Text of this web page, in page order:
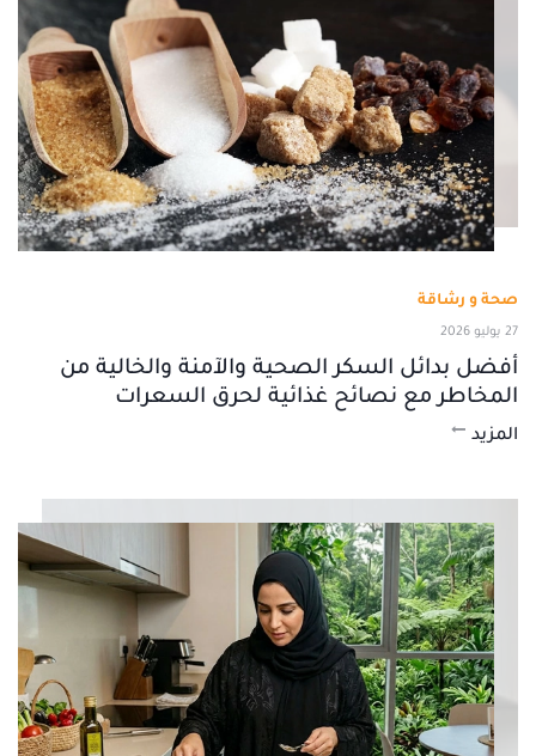
صحة و رشاقة
27 يوليو 2026
أفضل بدائل السكر الصحية والآمنة والخالية من
المخاطر مع نصائح غذائية لحرق السعرات
المزيد